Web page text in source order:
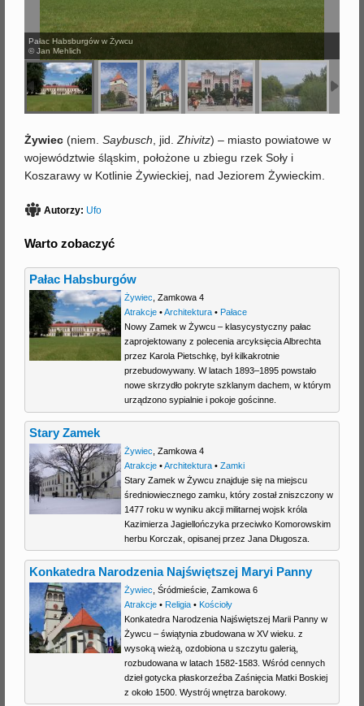
Pałac Habsburgów w Żywcu
© Jan Mehlich
Żywiec (niem. Saybusch , jid. Zhivitz) – miasto powiatowe w
województwie śląskim, położone u zbiegu rzek Soły i
Koszarawy w Kotlinie Żywieckiej, nad Jeziorem Żywieckim.
Autorzy: Ufo
Warto zobaczyć
Pałac Habsburgów
Żywiec Zamkowa 4
Atrakcje•Architektura• Pałace
Nowy Zamek w Żywcu – klasycystyczny pałac
zaprojektowany z polecenia arcyksięcia Albrechta
przez Karola Pietschkę, był kilkakrotnie
przebudowywany. W latach 1893–1895 powstało
nowe skrzydło pokryte szklanym dachem, w którym
urządzono sypialnie i pokoje gościnne.
Stary Zamek
Żywiec Zamkowa 4
Atrakcje•Architektura• Zamki
Stary Zamek w Żywcu znajduje się na miejscu
średniowiecznego zamku, który został zniszczony w
1477 roku w wyniku akcji militarnej wojsk króla
Kazimierza Jagiellończyka przeciwko Komorowskim
herbu Korczak, opisanej przez Jana Długosza.
Konkatedra Narodzenia Najświętszej Maryi Panny
Żywiec Śródmieście, Zamkowa 6
Atrakcje• Religia• Kościoły
Konkatedra Narodzenia Najświętszej Marii Panny w
Żywcu – świątynia zbudowana w XV wieku. z
wysoką wieżą, ozdobiona u szczytu galerią,
rozbudowana w latach 1582-1583. Wśród cennych
dzieł gotycka płaskorzeźba Zaśnięcia Matki Boskiej
z około 1500. Wystrój wnętrza barokowy.